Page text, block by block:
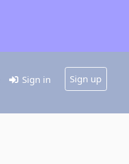
Sign in Sign up